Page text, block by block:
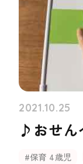
2021.10.25
♪おせ
#保育 4歳児